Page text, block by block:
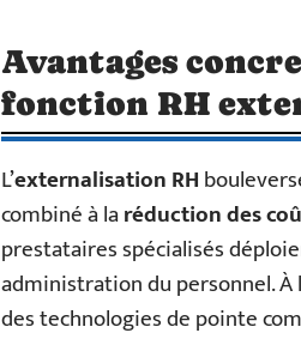
Avantages
fonction RH
L’externalisation RH
combiné à laréduction des
prestataires spécialisés
administration du personnel. À
des technologies de pointe